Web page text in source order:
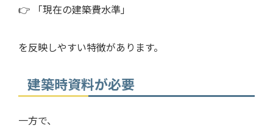
👉 「現在の建築費水準」
を反映しやすい特徴があります。
建築時資料が必要
一方で、